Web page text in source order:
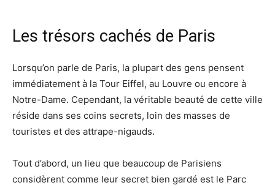
Les trésors cachés de Paris
Lorsqu’on parle de Paris, la plupart des gens pensent
immédiatement à la Tour Eiffel, au Louvre ou encore à
Notre-Dame. Cependant, la véritable beauté de cette ville
réside dans ses coins secrets, loin des masses de
touristes et des attrape-nigauds.
Tout d’abord, un lieu que beaucoup de Parisiens
considèrent comme leur secret bien gardé est le Parc